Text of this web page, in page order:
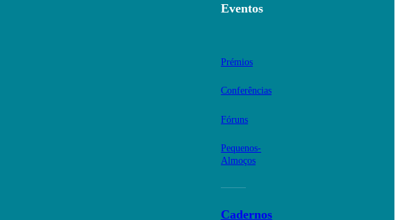
Eventos
Prémios
Conferências
Fóruns
Pequenos-
Almoços
Cadernos